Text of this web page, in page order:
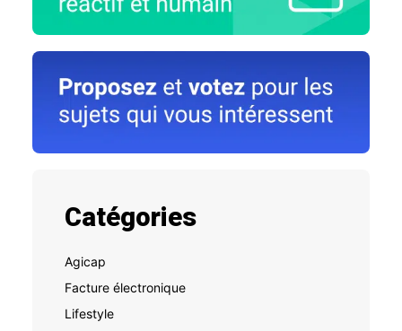
Catégories
Agicap
Facture électronique
Lifestyle